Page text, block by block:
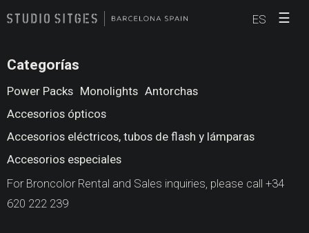
ES ☰
Categorías
Power Packs Monolights Antorchas
Accesorios ópticos
Accesorios eléctricos, tubos de flash y lámparas
Accesorios especiales
For Broncolor Rental and Sales inquiries, please call +34
620 222 239